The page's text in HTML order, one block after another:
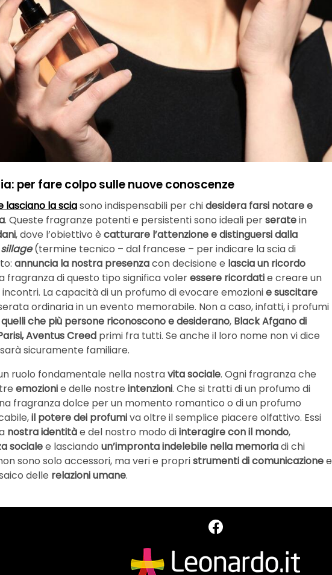
per fare colpo sulle nuove conoscenze
lasciano la sciasono indispensabili per chidesidera farsi notare e
. Queste fragranze potenti e persistenti sono ideali perseratein
, dove l’obiettivo è catturare l’attenzione e distinguersi dalla
sillage(termine tecnico – dal francese – per indicare la scia di
annuncia la nostra presenzacon decisione e lascia un ricordo
fragranza di questo tipo significa voleressere ricordatie creare un
incontri. La capacità di un profumo di evocare emozionie suscitare
ordinaria in un evento memorabile. Non a caso, infatti, i profumi
quelli che più persone riconoscono e desiderano, Black Afgano di
Aventus Creed primi fra tutti. Se anche il loro nome non vi dice
sicuramente familiare.
ruolo fondamentale nella nostravita sociale. Ogni fragranza che
emozionie delle nostre intenzioni. Che si tratti di un profumo di
fragranza dolce per un momento romantico o di un profumo
il potere dei profumiva oltre il semplice piacere olfattivo. Essi
nostra identitàe del nostro modo diinteragire con il mondo,
socialee lasciando un’impronta indelebile nella memoriadi chi
sono solo accessori, ma veri e propristrumenti di comunicazionee
delle relazioni umane.